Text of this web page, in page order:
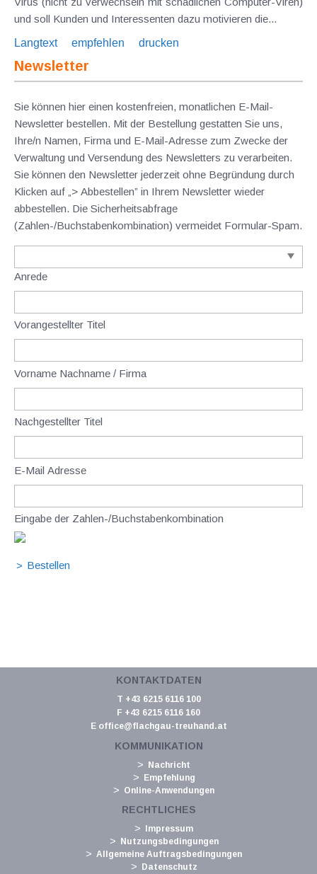
und soll Kunden und Interessenten dazu motivieren die...
Langtext
empfehlen drucken
Newsletter
Sie können hier einen kostenfreien, monatlichen E-Mail-
Newsletter bestellen. Mit der Bestellung gestatten Sie uns,
Ihre/n Namen, Firma und E-Mail-Adresse zum Zwecke der
Verwaltung und Versendung des Newsletters zu verarbeiten.
Sie können den Newsletter jederzeit ohne Begründung durch
Klicken auf „> Abbestellen” in Ihrem Newsletter wieder
abbestellen. Die Sicherheitsabfrage
(Zahlen-/Buchstabenkombination) vermeidet Formular-Spam.
Anrede
Vorangestellter Titel
Vorname Nachname / Firma
Nachgestellter Titel
E-Mail Adresse
Eingabe der Zahlen-/Buchstabenkombination
KONTAKTDATEN
T +43 6215 6116 100
F +43 6215 6116 160
E office@flachgau-treuhand.at
KOMMUNIKATION
Nachricht
Empfehlung
Online-Anwendungen
RECHTLICHES
Impressum
Nutzungsbedingungen
Allgemeine Auftragsbedingungen
Datenschutz